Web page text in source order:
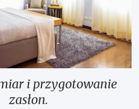
i przygotowanie
zasłon.